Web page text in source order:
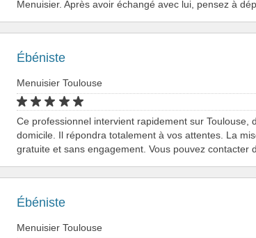
Menuisier. Après avoir échangé avec lui, pensez à
Ébéniste
Menuisier Toulouse
Ce professionnel intervient rapidement sur Toulouse,
domicile. Il répondra totalement à vos attentes. La
gratuite et sans engagement. Vous pouvez contacter
Ébéniste
Menuisier Toulouse